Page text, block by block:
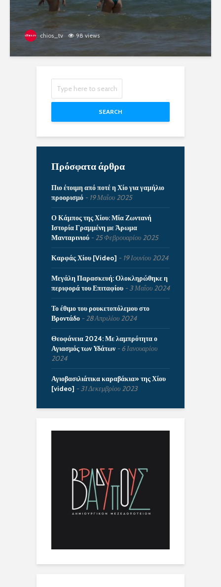
chios_tv 98 views
SEARCH
Πρόσφατα άρθρα
Πιο έτοιμη από ποτέ η Χίο για γαμήλιο
προορισμό
19 Μαΐου 2025
Ο Κάμπος της Χίου: Μία Ζωντανή
Ιστορία Γραμμένη με Άρωμα
Μανταρινιού
25 Φεβρουαρίου 2025
Καρφάς Χίου [Video] 19 Ιουνίου 2024
Μεγάλη Παρασκευή: Ολοκληρώθηκε η
περιφορά του Επιταφίου
3 Μαΐου 2024
Το έθιμο του ρουκετοπόλεμου στο
Βροντάδο
28 Απριλίου 2024
Θεοφάνεια 2024: Με λαμπρότητα ο
Αγιασμός των Υδάτων
6 Ιανουαρίου
2024
Αγιοβασιλιάτικα καραβάκια» της Χίου
[video]
31 Δεκεμβρίου 2023